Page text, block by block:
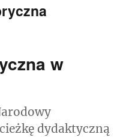
w
dydaktyczną